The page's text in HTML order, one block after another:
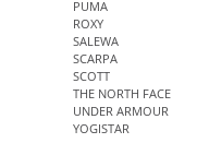
PUMA
ROXY
SALEWA
SCARPA
SCOTT
THE NORTH FACE
UNDER ARMOUR
YOGISTAR